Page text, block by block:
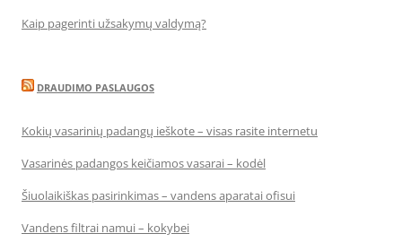
Kaip pagerinti užsakymų valdymą?
DRAUDIMO PASLAUGOS
Kokių vasarinių padangų ieškote – visas rasite internetu
Vasarinės padangos keičiamos vasarai – kodėl
Šiuolaikiškas pasirinkimas – vandens aparatai ofisui
Vandens filtrai namui – kokybei